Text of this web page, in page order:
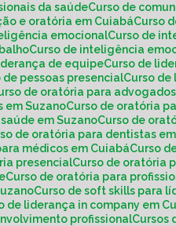
da saúde
Curso de
e oratória em Cuiabá
Curso
emocional
Curso de
Curso de inteligência
de equipe
Curso de
de pessoas presencial
Curso
de oratória para advogados
em Suzano
Curso de oratória
em Suzano
Curso de
de oratória para dentistas
médicos em Cuiabá
Curso
presencial
Curso de oratória
Curso de oratória para
Curso de soft skills para
de liderança in company em
profissional